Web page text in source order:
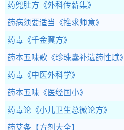
药兜肚方 《外科传薪集》
药病须要适当 《推求师意》
药毒 《千金翼方》
药本五味歌 《珍珠囊补遗药性赋》
药毒 《中医外科学》
药本五味 《医经国小》
药毒论 《小儿卫生总微论方》
药艾条 【方剂大全】